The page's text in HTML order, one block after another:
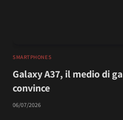
SMARTPHONES
Galaxy A37, il medio di
convince
06/07/2026